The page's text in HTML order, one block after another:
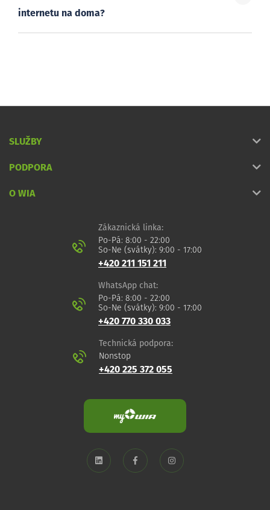
internetu na doma?
SLUŽBY
PODPORA
O WIA
Zákaznická linka:
Po-Pá: 8:00 - 22:00
So-Ne (svátky): 9:00 - 17:00
+420 211 151 211
WhatsApp chat:
Po-Pá: 8:00 - 22:00
So-Ne (svátky): 9:00 - 17:00
+420 770 330 033
Technická podpora:
Nonstop
+420 225 372 055